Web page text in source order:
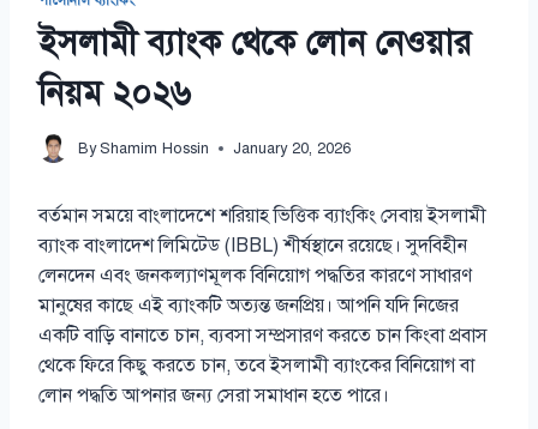
ইসলামী ব্যাংক থেকে লোন নেওয়ার
নিয়ম ২০২৬
By Shamim Hossin January 20, 2026
বর্তমান সময়ে বাংলাদেশে শরিয়াহ ভিত্তিক ব্যাংকিং সেবায় ইসলামী
ব্যাংক বাংলাদেশ লিমিটেড (IBBL) শীর্ষস্থানে রয়েছে। সুদবিহীন
লেনদেন এবং জনকল্যাণমূলক বিনিয়োগ পদ্ধতির কারণে সাধারণ
মানুষের কাছে এই ব্যাংকটি অত্যন্ত জনপ্রিয়। আপনি যদি নিজের
একটি বাড়ি বানাতে চান, ব্যবসা সম্প্রসারণ করতে চান কিংবা প্রবাস
থেকে ফিরে কিছু করতে চান, তবে ইসলামী ব্যাংকের বিনিয়োগ বা
লোন পদ্ধতি আপনার জন্য সেরা সমাধান হতে পারে।